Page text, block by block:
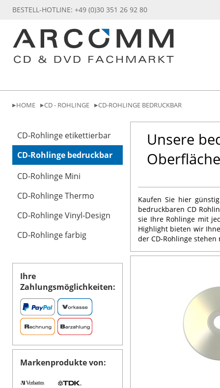
BESTELL-HOTLINE: +49 (0)30 351 26 92 80
HOME CD - ROHLINGE CD-ROHLINGE BEDRUCKBAR
CD-Rohlinge etikettierbar
CD-Rohlinge bedruckbar
CD-Rohlinge Mini
CD-Rohlinge Thermo
CD-Rohlinge Vinyl-Design
CD-Rohlinge farbig
Ihre
Zahlungsmöglichkeiten:
Markenprodukte von:
Unsere
Kaufen Sie hier
bedruckbaren CD
sie Ihre Rohlinge mit
Highlight bieten wir
der CD-Rohlinge stehen